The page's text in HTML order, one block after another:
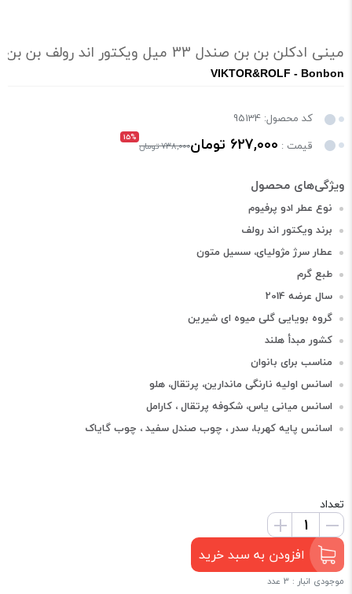
مینی ادکلن بن بن صندل 33 میل ویکتور اند رولف بن بن VIKTOR&ROLF - Bonbon
VIKTOR&ROLF - Bonbon
کد محصول: 95134
قیمت : 627,000 تومان 15%
738,000 تومان
نوع عطر ادو پرفیوم
برند ویکتور اند رولف
عطار سرژ مژولیای، سسیل متون
طبع گرم
سال عرضه 2014
گروه بویایی گلی میوه ای شیرین
کشور مبدأ هلند
مناسب برای بانوان
اسانس اولیه نارنگی ماندارین، پرتقال، هلو
اسانس میانی یاس، شکوفه پرتقال ، کارامل
اسانس پایه کهربا، سدر ، چوب صندل سفید ، چوب گایاک
تعداد
افزودن به سبد خرید
موجودی انبار : 3 عدد